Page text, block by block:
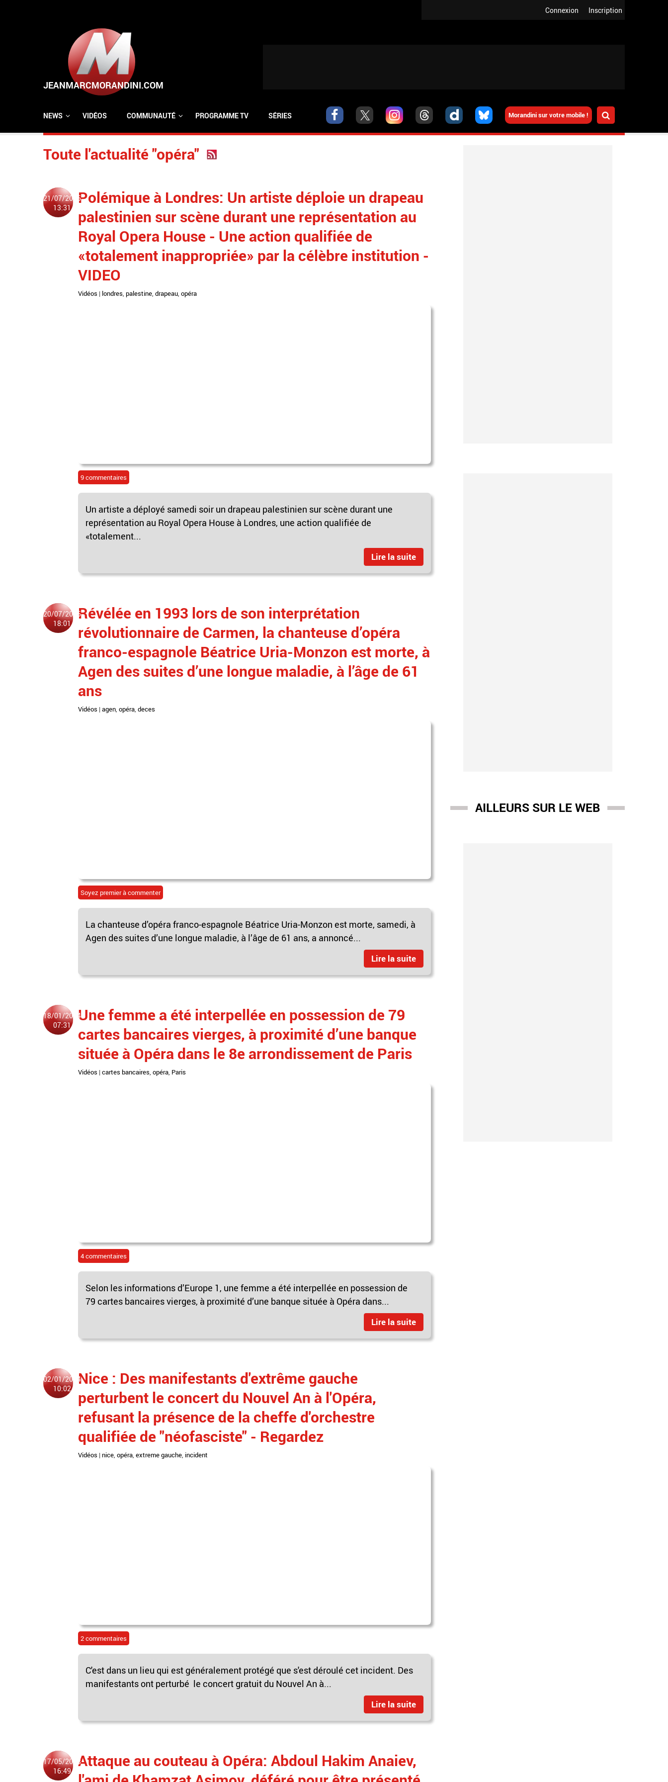
Inscription
Connexion
Morandini sur votre mobile !
NEWS VIDÉOS COMMUNAUTÉ PROGRAMME TV SÉRIES
Toute l'actualité "opéra"
21/07/2025
13:31
Polémique à Londres: Un artiste déploie un drapeau
palestinien sur scène durant une représentation au
Royal Opera House - Une action qualifiée de
«totalement inappropriée» par la célèbre institution -
VIDEO
Vidéos | londres, palestine, drapeau, opéra
9 commentaires
Un artiste a déployé samedi soir un drapeau palestinien sur scène durant une
représentation au Royal Opera House à Londres, une action qualifiée de
«totalement...
Lire la suite
20/07/2025
18:01
Révélée en 1993 lors de son interprétation
révolutionnaire de Carmen, la chanteuse d’opéra
franco-espagnole Béatrice Uria-Monzon est morte, à
Agen des suites d’une longue maladie, à l’âge de 61
ans
Vidéos | agen opéra deces
Soyez premier à commenter
La chanteuse d’opéra franco-espagnole Béatrice Uria-Monzon est morte, samedi, à
Agen des suites d’une longue maladie, à l’âge de 61 ans, a annoncé...
Lire la suite
18/01/2024
07:31
Une femme a été interpellée en possession de 79
cartes bancaires vierges, à proximité d’une banque
située à Opéra dans le 8e arrondissement de Paris
Vidéos | cartes bancaires, opéra, Paris
4 commentaires
Selon les informations d’Europe 1, une femme a été interpellée en possession de
79 cartes bancaires vierges, à proximité d’une banque située à Opéra dans...
Lire la suite
02/01/2024
10:02
Nice : Des manifestants d'extrême gauche
perturbent le concert du Nouvel An à l'Opéra,
refusant la présence de la cheffe d'orchestre
qualifiée de "néofasciste" - Regardez
Vidéos | nice opéra extreme gauche incident
2 commentaires
C'est dans un lieu qui est généralement protégé que s'est déroulé cet incident. Des
manifestants ont perturbé le concert gratuit du Nouvel An à...
Lire la suite
17/05/2018
16:49
Attaque au couteau à Opéra: Abdoul Hakim Anaiev,
AILLEURS SUR LE WEB